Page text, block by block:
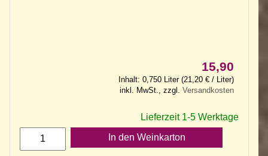
15,90
Inhalt: 0,750 Liter (21,20 € / Liter)
inkl. MwSt., zzgl.Versandkosten
Lieferzeit 1-5 Werktage
In den Weinkarton